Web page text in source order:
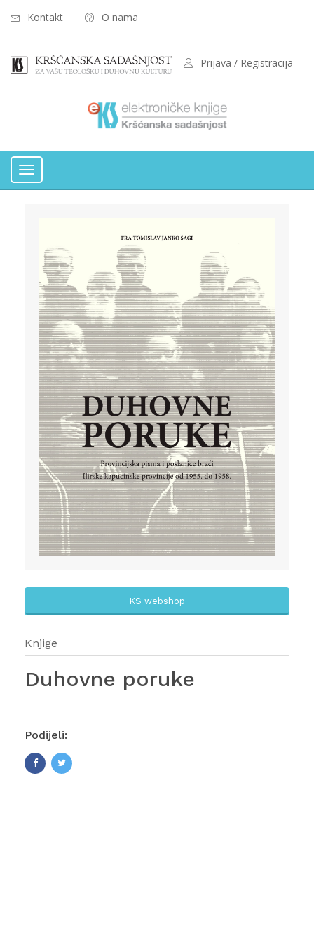
Kontakt O nama
Prijava / Registracija
Toggle
KS webshop
Knjige
Duhovne poruke
Podijeli: